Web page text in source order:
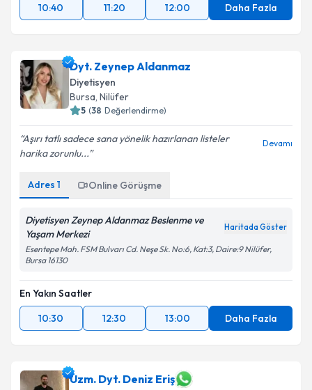
10:40
11:20 12:00 Daha Fazla
Dyt. Zeynep Aldanmaz
Diyetisyen
Bursa, Nilüfer
5 (38 Değerlendirme)
Aşırı tatlı sadece sana yönelik hazırlanan listeler
harika zorunlu...
Devamı
Adres 1 Online Görüşme
Diyetisyen Zeynep Aldanmaz Beslenme ve
Yaşam Merkezi
Haritada Göster
Esentepe Mah. FSM Bulvarı Cd. Neşe Sk. No:6, Kat:3, Daire:9 Nilüfer,
Bursa 16130
En Yakın Saatler
10:30
12:30 13:00 Daha Fazla
Uzm. Dyt. Deniz Eriş